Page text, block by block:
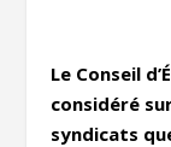
Le Conseil
considéré
syndicats